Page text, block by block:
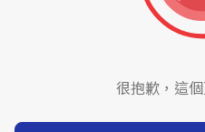
很抱歉，這個